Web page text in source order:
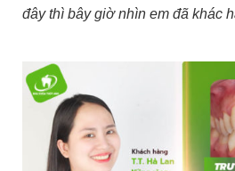
đây thì bây giờ nhìn em đã khác